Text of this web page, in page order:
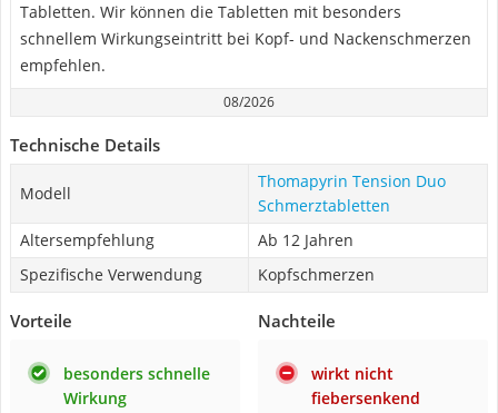
Tabletten. Wir können die Tabletten mit besonders
schnellem Wirkungseintritt bei Kopf- und Nackenschmerzen
empfehlen.
08/2026
Technische Details
Modell
Thomapyrin Tension Duo
Schmerztabletten
Altersempfehlung
Ab 12 Jahren
Spezifische Verwendung
Kopfschmerzen
Vorteile
besonders schnelle
Wirkung
Nachteile
wirkt nicht
fiebersenkend